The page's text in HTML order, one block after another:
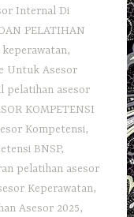
Internal Di
PELATIHAN
,
Untuk Asesor
pelatihan asesor
KOMPETENSI
Kompetensi,
BNSP,
pelatihan asesor
Keperawatan,
Asesor 2025,